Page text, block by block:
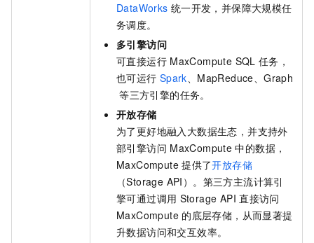
DataWorks 统一开发，并保障大规模任
务调度。
多引擎访问
可直接运行 MaxCompute SQL 任务，
也可运行 Spark、MapReduce、Graph
等三方引擎的任务。
开放存储
为了更好地融入大数据生态，并支持外
部引擎访问 MaxCompute 中的数据，
MaxCompute 提供了开放存储
（Storage API）。第三方主流计算引
擎可通过调用 Storage API 直接访问
MaxCompute 的底层存储，从而显著提
升数据访问和交互效率。